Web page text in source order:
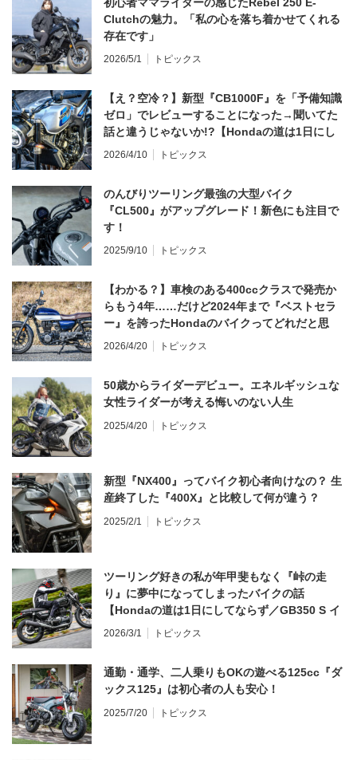
Clutchの魅力。「私の心を落ち着かせてくれる
存在です」
2026/5/1 トピックス
【え？空冷？】新型『CB1000F』を「予備知識
ゼロ」でレビューすることになった→聞いてた
話と違うじゃないか!?【Hondaの道は1日にし
てならず／CB1000F ①第一印象 編】
2026/4/10 トピックス
のんびりツーリング最強の大型バイク
『CL500』がアップグレード！新色にも注目で
す！
2025/9/10 トピックス
【わかる？】車検のある400ccクラスで発売か
らもう4年……だけど2024年まで『ベストセラ
ー』を誇ったHondaのバイクってどれだと思
う？
2026/4/20 トピックス
50歳からライダーデビュー。エネルギッシュな
女性ライダーが考える悔いのない人生
2025/4/20 トピックス
新型『NX400』ってバイク初心者向けなの？ 生
産終了した『400X』と比較して何が違う？
2025/2/1 トピックス
ツーリング好きの私が年甲斐もなく『峠の走
り』に夢中になってしまったバイクの話
【Hondaの道は1日にしてならず／GB350 S イ
ンプレ・レビュー 前編】
2026/3/1 トピックス
通勤・通学、二人乗りもOKの遊べる125cc『ダ
ックス125』は初心者の人も安心！
2025/7/20 トピックス